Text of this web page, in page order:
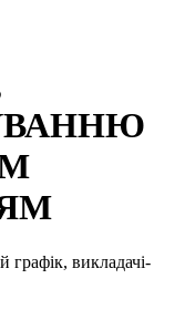
графік, викладачі-